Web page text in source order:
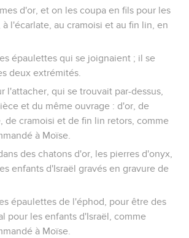
d'or, et on les coupa en fils pour les
l'écarlate, au cramoisi et au fin lin, en
épaulettes qui se joignaient ; il se
deux extrémités.
l'attacher, qui se trouvait par-dessus,
et du même ouvrage : d'or, de
de cramoisi et de fin lin retors, comme
à Moïse.
des chatons d'or, les pierres d'onyx,
enfants d'Israël gravés en gravure de
épaulettes de l'éphod, pour être des
pour les enfants d'Israël, comme
à Moïse.